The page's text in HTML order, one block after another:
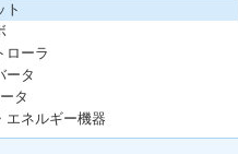
ト
ローラ
ータ
タ
エネルギー機器